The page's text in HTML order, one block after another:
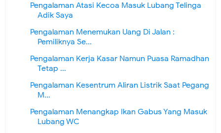
Pengalaman Atasi Kecoa Masuk Lubang Telinga
Adik Saya
Pengalaman Menemukan Uang Di Jalan :
Pemiliknya Se...
Pengalaman Kerja Kasar Namun Puasa Ramadhan
Tetap ...
Pengalaman Kesentrum Aliran Listrik Saat Pegang
M...
Pengalaman Menangkap Ikan Gabus Yang Masuk
Lubang WC